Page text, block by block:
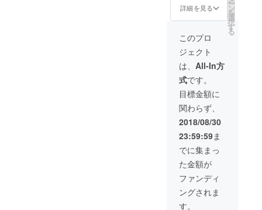
思議な
街！ ●
美味し
い”海の
幸” ”
山の幸”
魚津市
はまさ
にその
名のと
おり 新
鮮な魚
介類の
宝庫で
す。 市
内には
お寿司
屋さん
や 飲食
店も多
数あり
(サイズ
指定) ●
魚津 ｢プ
ペル
展」特
製缶
バッチ
●3日間
の様子
がわか
るＤＶ
Ｄ ●プ
ラチナ
チケッ
ト(何人
でもご
同伴く
ださ
い。) ●
ハイビ
ジョン
伴くだ
さい。)
●ハイビ
ジョン
シア
ターの
エン
ディン
グスク
ロール
にて
感謝の
思いを
込めて
お名前
載せさ
せてく
ださ
い。
(匿名希
望の有
(サイス
指定) ●
魚津
「プペ
ル展」
特製缶
バッチ
●魚津
「プペ
ル展」
特製タ
オル ●3
日間の
様子が
わかる
ＤＶＤ
●プラチ
ナチ
ケット
(何人で
もご同
詳細を見る ー
ン
を
選
択
す
る
このプロ
ジェクト
は、 All-In方
式です。
目標金額に
関わらず、
2018/08/30
23:59:59ま
でに集まっ
た金額が
ファンディ
ングされま
す。